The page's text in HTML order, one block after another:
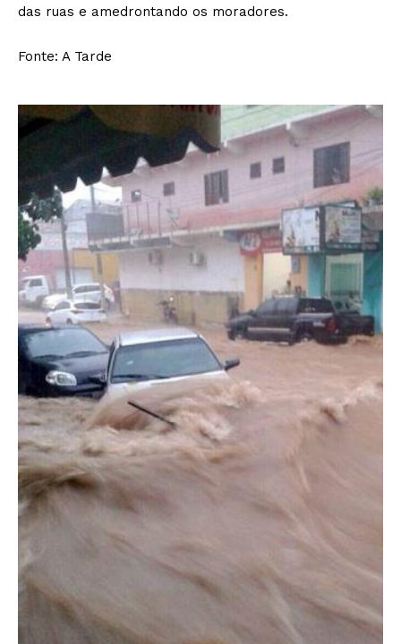
das ruas e amedrontando os moradores.
Fonte: A Tarde